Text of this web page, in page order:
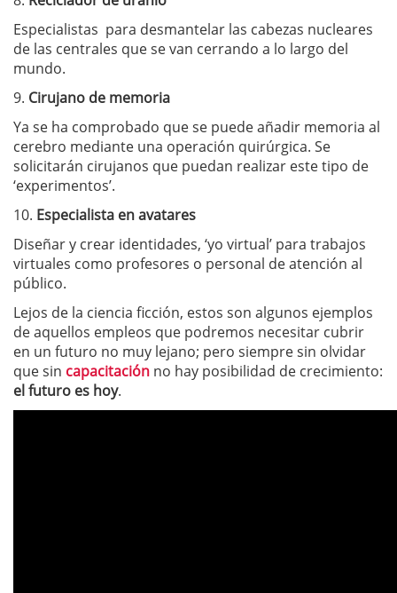
Especialistas para desmantelar las cabezas nucleares
de las centrales que se van cerrando a lo largo del
mundo.
9. Cirujano de memoria
Ya se ha comprobado que se puede añadir memoria al
cerebro mediante una operación quirúrgica. Se
solicitarán cirujanos que puedan realizar este tipo de
‘experimentos’.
10. Especialista en avatares
Diseñar y crear identidades, ‘yo virtual’ para trabajos
virtuales como profesores o personal de atención al
público.
Lejos de la ciencia ficción, estos son algunos ejemplos
de aquellos empleos que podremos necesitar cubrir
en un futuro no muy lejano; pero siempre sin olvidar
que sin capacitación no hay posibilidad de crecimiento:
el futuro es hoy.